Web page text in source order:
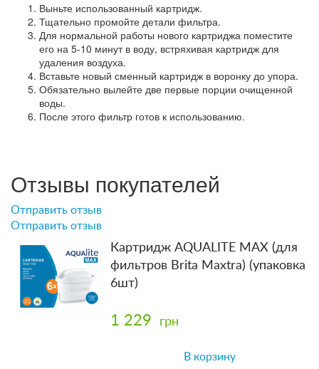
Выньте использованный картридж.
Тщательно промойте детали фильтра.
Для нормальной работы нового картриджа поместите
его на 5-10 минут в воду, встряхивая картридж для
удаления воздуха.
Вставьте новый сменный картридж в воронку до упора.
Обязательно вылейте две первые порции очищенной
воды.
После этого фильтр готов к использованию.
Отзывы покупателей
Отправить отзыв
Отправить отзыв
Картридж AQUALITE MAX (для
фильтров Brita Maxtra) (упаковка
6шт)
1 229 грн
В корзину